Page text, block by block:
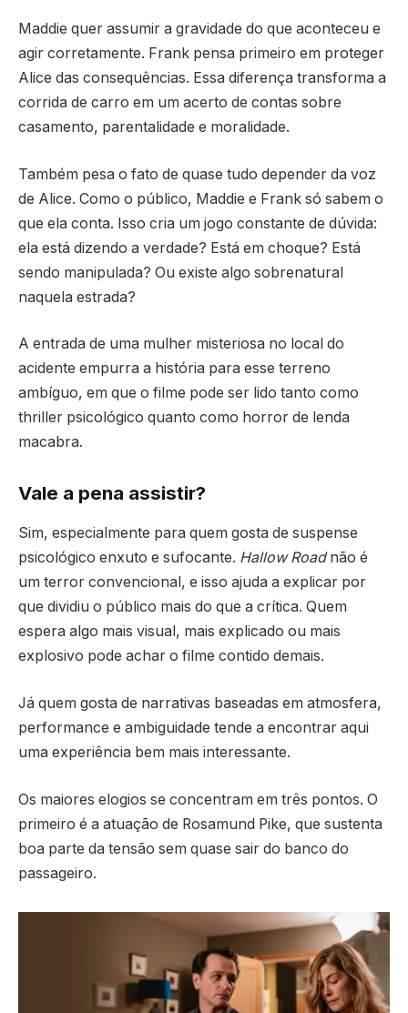
Maddie quer assumir a gravidade do que aconteceu e
agir corretamente. Frank pensa primeiro em proteger
Alice das consequências. Essa diferença transforma a
corrida de carro em um acerto de contas sobre
casamento, parentalidade e moralidade.
Também pesa o fato de quase tudo depender da voz
de Alice. Como o público, Maddie e Frank só sabem o
que ela conta. Isso cria um jogo constante de dúvida:
ela está dizendo a verdade? Está em choque? Está
sendo manipulada? Ou existe algo sobrenatural
naquela estrada?
A entrada de uma mulher misteriosa no local do
acidente empurra a história para esse terreno
ambíguo, em que o filme pode ser lido tanto como
thriller psicológico quanto como horror de lenda
macabra.
Vale a pena assistir?
Sim, especialmente para quem gosta de suspense
psicológico enxuto e sufocante. Hallow Roadnão é
um terror convencional, e isso ajuda a explicar por
que dividiu o público mais do que a crítica. Quem
espera algo mais visual, mais explicado ou mais
explosivo pode achar o filme contido demais.
Já quem gosta de narrativas baseadas em atmosfera,
performance e ambiguidade tende a encontrar aqui
uma experiência bem mais interessante.
Os maiores elogios se concentram em três pontos. O
primeiro é a atuação de Rosamund Pike, que sustenta
boa parte da tensão sem quase sair do banco do
passageiro.